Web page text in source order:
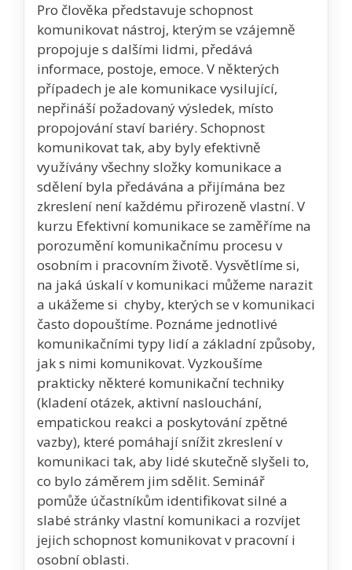
Pro člověka představuje schopnost
komunikovat nástroj, kterým se vzájemně
propojuje s dalšími lidmi, předává
informace, postoje, emoce. V některých
případech je ale komunikace vysilující,
nepřináší požadovaný výsledek, místo
propojování staví bariéry. Schopnost
komunikovat tak, aby byly efektivně
využívány všechny složky komunikace a
sdělení byla předávána a přijímána bez
zkreslení není každému přirozeně vlastní. V
kurzu Efektivní komunikace se zaměříme na
porozumění komunikačnímu procesu v
osobním i pracovním životě. Vysvětlíme si,
na jaká úskalí v komunikaci můžeme narazit
a ukážeme si chyby, kterých se v komunikaci
často dopouštíme. Poznáme jednotlivé
komunikačními typy lidí a základní způsoby,
jak s nimi komunikovat. Vyzkoušíme
prakticky některé komunikační techniky
(kladení otázek, aktivní naslouchání,
empatickou reakci a poskytování zpětné
vazby), které pomáhají snížit zkreslení v
komunikaci tak, aby lidé skutečně slyšeli to,
co bylo záměrem jim sdělit. Seminář
pomůže účastníkům identifikovat silné a
slabé stránky vlastní komunikaci a rozvíjet
jejich schopnost komunikovat v pracovní i
osobní oblasti.